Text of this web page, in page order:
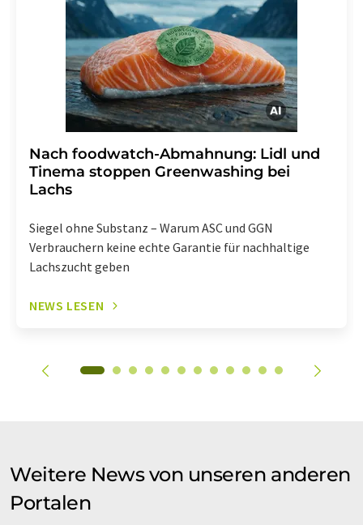
widerrufen. Zudem ist in jeder E-Mail ein Link zur
Abbestellung des entsprechenden Newsletters
enthalten.
Nach foodwatch-Abmahnung: Lidl und
Tinema stoppen Greenwashing bei
Lachs
Siegel ohne Substanz – Warum ASC und GGN
Verbrauchern keine echte Garantie für nachhaltige
Lachszucht geben
NEWS LESEN
Weitere News von unseren anderen
Portalen